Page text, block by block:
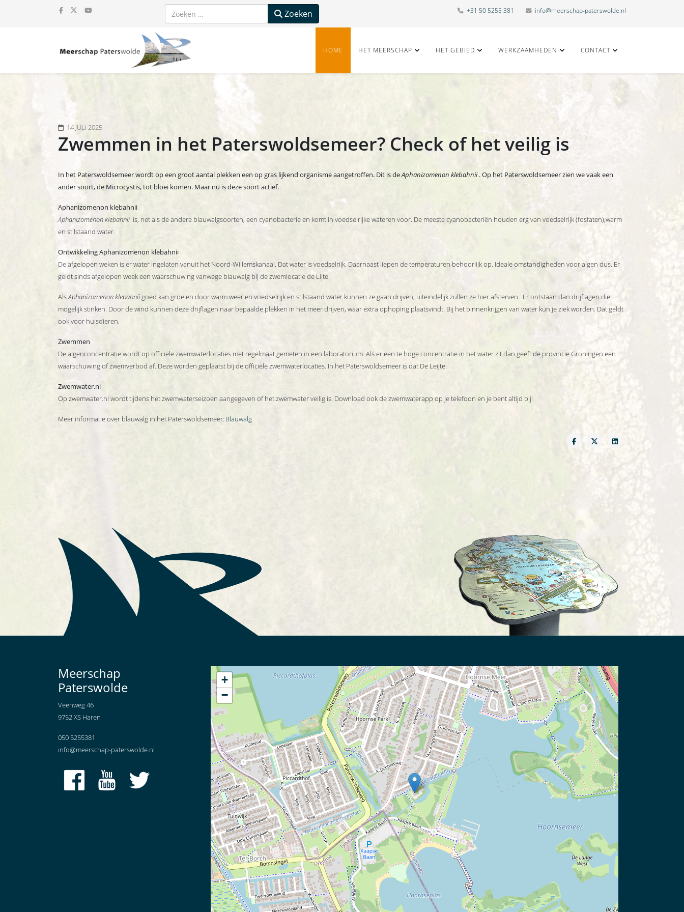
Zoeken Zoeken +31 50 5255 381 info@meerschap-paterswolde.nl
HOME HET MEERSCHAP HET GEBIED WERKZAAMHEDEN CONTACT
14 JULI 2025
Zwemmen in het Paterswoldsemeer? Check of het veilig is
In het Paterswoldsemeer wordt op een groot aantal plekken een op gras lijkend organisme aangetroffen. Dit is deAphanizomenon klebahnii. Op het Paterswoldsemeer zien we vaak een
ander soort, de Microcystis, tot bloei komen. Maar nu is deze soort actief.
Aphanizomenon klebahnii
Aphanizomenon klebahnii is, net als de andere blauwalgsoorten, een cyanobacterie en komt in voedselrijke wateren voor. De meeste cyanobacteriën houden erg van voedselrijk (fosfaten),warm
en stilstaand water.
Ontwikkeling Aphanizomenon klebahnii
De afgelopen weken is er water ingelaten vanuit het Noord-Willemskanaal. Dat water is voedselrijk. Daarnaast liepen de temperaturen behoorlijk op. Ideale omstandigheden voor algen dus. Er
geldt sinds afgelopen week een waarschuwing vanwege blauwalg bij de zwemlocatie de Lijte.
AlsAphanizomenon klebahniigoed kan groeien door warm weer en voedselrijk en stilstaand water kunnen ze gaan drijven, uiteindelijk zullen ze hier afsterven. Er ontstaan dan drijflagen die
mogelijk stinken. Door de wind kunnen deze drijflagen naar bepaalde plekken in het meer drijven, waar extra ophoping plaatsvindt. Bij het binnenkrijgen van water kun je ziek worden. Dat geldt
ook voor huisdieren.
Zwemmen
De algenconcentratie wordt op officiële zwemwaterlocaties met regelmaat gemeten in een laboratorium. Als er een te hoge concentratie in het water zit dan geeft de provincie Groningen een
waarschuwing of zwemverbod af. Deze worden geplaatst bij de officiële zwemwaterlocaties. In het Paterswoldsemeer is dat De Leijte.
Zwemwater.nl
Op zwemwater.nl wordt tijdens het zwemwaterseizoen aangegeven of het zwemwater veilig is. Download ook de zwemwaterapp op je telefoon en je bent altijd bij!
Meer informatie over blauwalg in het Paterswoldsemeer: Blauwalg
Meerschap
Paterswolde
Veenweg 46
9752 XS Haren
050 5255381
info@meerschap-paterswolde.nl
+
−